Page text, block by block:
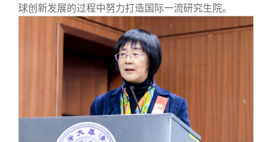
球创新发展的过程中努力打造国际一流研究生院。